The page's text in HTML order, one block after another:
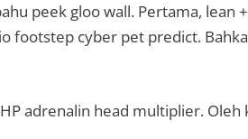
peek gloo wall. Pertama, lean
footstep cyber pet predict.
adrenalin head multiplier. Oleh